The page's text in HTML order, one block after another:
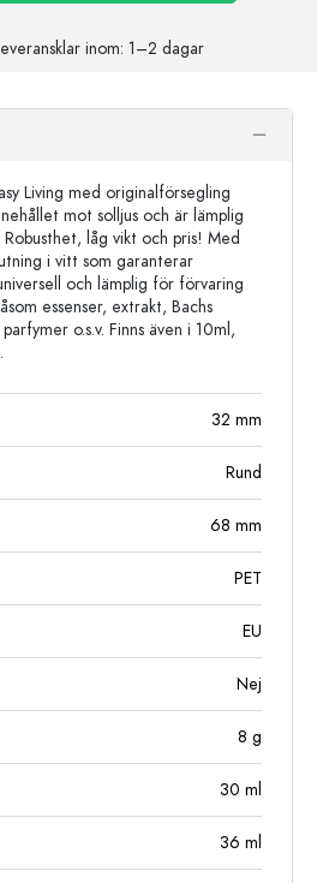
inom: 1–2 dagar
Living med originalförsegling
mot solljus och är lämplig
låg vikt och pris! Med
i vitt som garanterar
och lämplig för förvaring
essenser, extrakt, Bachs
o.s.v. Finns även i 10ml,
32 mm
Rund
68 mm
PET
EU
Nej
8 g
30 ml
36 ml